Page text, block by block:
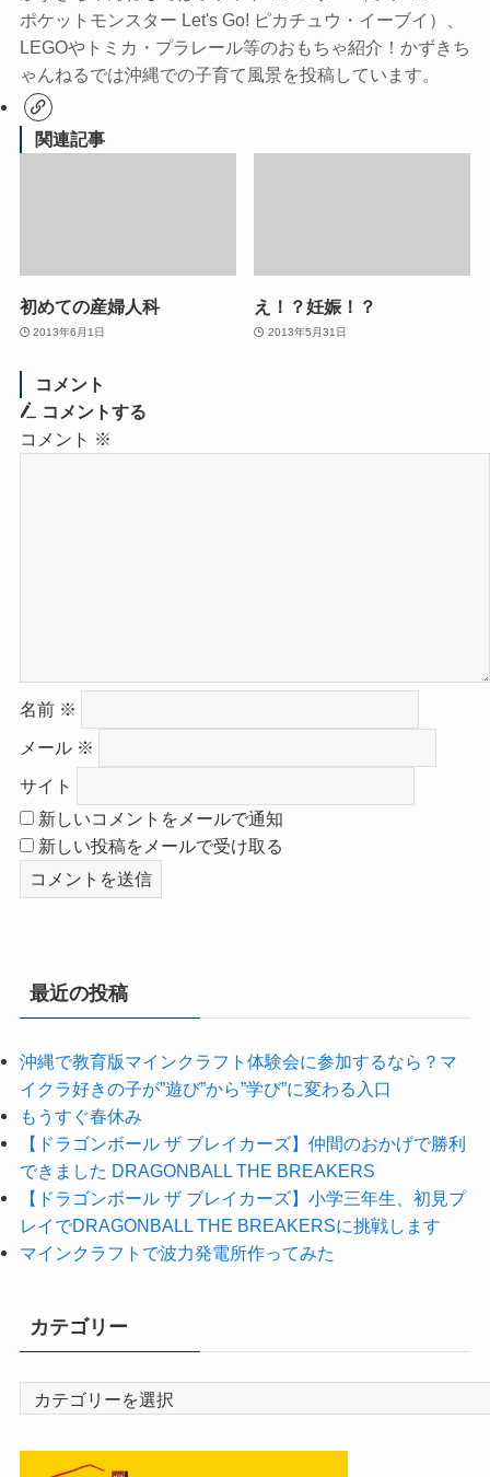
ポケットモンスター Let's Go! ピカチュウ・イーブイ）、
LEGOやトミカ・プラレール等のおもちゃ紹介！かずきち
ゃんねるでは沖縄での子育て風景を投稿しています。
関連記事
初めての産婦人科
2013年6月1日
え！？妊娠！？
2013年5月31日
コメント
コメントする
コメント ※
名前 ※
メール ※
サイト
新しいコメントをメールで通知
新しい投稿をメールで受け取る
最近の投稿
沖縄で教育版マインクラフト体験会に参加するなら？マ
イクラ好きの子が”遊び”から”学び”に変わる入口
もうすぐ春休み
【ドラゴンボール ザ ブレイカーズ】仲間のおかげで勝利
できました DRAGONBALL THE BREAKERS
【ドラゴンボール ザ ブレイカーズ】小学三年生、初見プ
レイでDRAGONBALL THE BREAKERSに挑戦します
マインクラフトで波力発電所作ってみた
カテゴリー
テ
ゴ